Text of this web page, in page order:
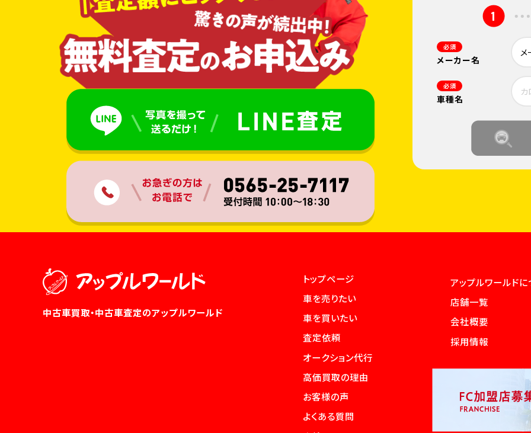
1
必須
メーカー名
必須
車種名
中古車買取・中古車査定のアップルワールド
トップページ
車を売りたい
車を買いたい
査定依頼
オークション代行
高価買取の理由
お客様の声
よくある質問
アップルワールドに
店舗一覧
会社概要
採用情報